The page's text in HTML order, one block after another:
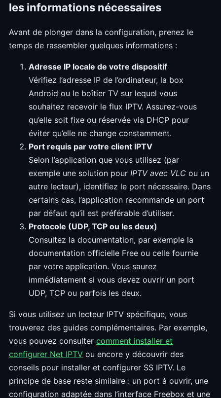
les informations nécessaires
Avant de plonger dans la configuration, prenez le
temps de rassembler quelques informations :
Adresse IP locale de votre dispositif
Vérifiez l’adresse IP de l’ordinateur, la box
Android ou le boîtier TV sur lequel vous
souhaitez recevoir le flux IPTV. Assurez-vous
qu’elle soit fixe ou réservée via DHCP pour
éviter qu’elle ne change constamment.
Port requis par votre client IPTV
Selon l’application que vous utilisez (par
exemple une solution pour IPTV avec VLC ou un
autre lecteur), identifiez le port nécessaire. Dans
certains cas, l’application recommande un port
par défaut qu’il est préférable d’utiliser.
Protocole (UDP, TCP ou les deux)
Consultez la documentation, par exemple la
documentation officielle Free ou celle fournie
par votre application. Vous saurez
immédiatement si vous devez ouvrir un port
UDP, TCP ou parfois les deux.
Si vous utilisez un lecteur IPTV spécifique, vous
trouverez des guides complémentaires. Par exemple,
vous pouvez consulter comment installer et
configurer Net IPTV ou encore y découvrir des
conseils pour installer et configurer SS IPTV. Le
principe de base reste similaire : un port à ouvrir, une
configuration adaptée dans l’interface Freebox et une